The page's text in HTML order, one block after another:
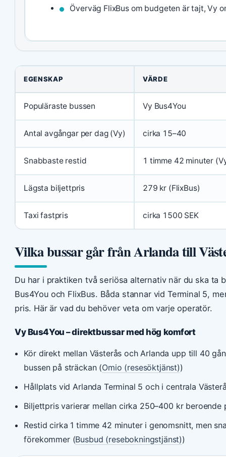
Överväg FlixBus om budgeten är tajt, Vy
EGENSKAP VÄRDE
Populäraste bussen Vy Bus4You
Antal avgångar per dag (Vy) cirka 15–40
Snabbaste restid 1 timme 42 minuter
Lägsta biljettpris 279 kr (FlixBus)
Taxi fastpris cirka 1500 SEK
Vilka bussar går från Arlanda till
Du har i praktiken två seriösa alternativ när du ska ta
Bus4You och FlixBus. Båda stannar vid Terminal 5,
pris. Här är vad du behöver veta om varje operatör.
Vy Bus4You – direktbussar med hög komfort
Kör direkt mellan Västerås och Arlanda upp till 40
bussen på sträckan (Omio (resesöktjänst))
Hållplats vid Arlanda Terminal 5 och i centrala
Biljettpris varierar mellan cirka 250–400 kr beroende
Restid cirka 1 timme 42 minuter i genomsnitt, men
förekommer (Busbud (resebokningstjänst))